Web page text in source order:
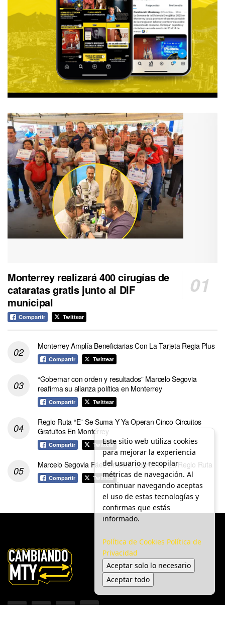
Monterrey realizará 400 cirugías de
cataratas gratis junto al DIF
municipal
Compartir Twittear
Monterrey Amplía Beneficiarias Con La Tarjeta Regia Plus
Compartir Twittear
“Gobernar con orden y resultados” Marcelo Segovia
reafirma su alianza política en Monterrey
Compartir Twittear
Regio Ruta “E” Se Suma Y Ya Operan Cinco Circuitos
Gratuitos En Monterrey
Compartir Twittear
Marcelo Segovia Páez Anuncia Logros De La Regio Ruta
Compartir Twittear
Este sitio web utiliza cookies
para mejorar la experiencia
del usuario y recopilar
métricas de navegación. Al
continuar navegando aceptas
el uso de estas tecnologías y
confirmas que estás
informado.
Política de Cookies Política de
Privacidad
Aceptar solo lo necesario
Aceptar todo